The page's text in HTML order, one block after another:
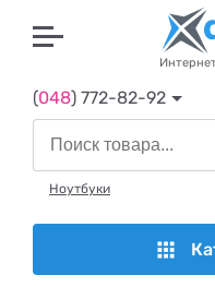
(048) 772-82-92
Ноутбуки